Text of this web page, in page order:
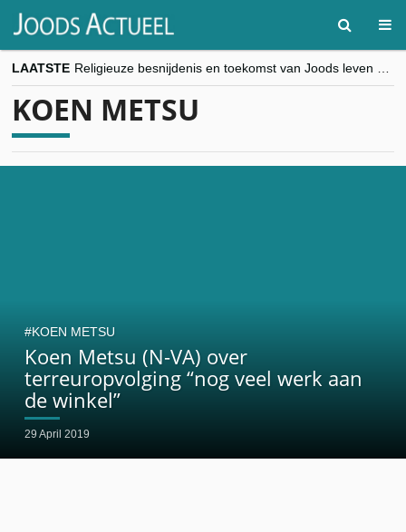
LAATSTE
“Besnijdenisdebat toont hoe moeilijk seculiere Westen minderheden begrijpt”, Jinnih Beels (Vooruit)
KOEN METSU
Koen Metsu (N-VA) over
terreuropvolging “nog veel werk aan
de winkel”
29 April 2019
KOEN METSU